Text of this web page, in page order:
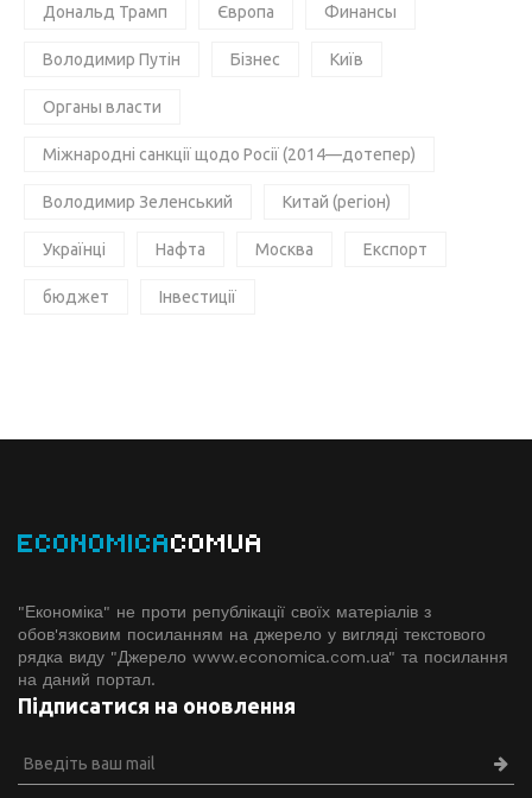
Дональд Трамп Європа Финансы
Володимир Путін Бізнес Київ
Органы власти
Міжнародні санкції щодо Росії (2014—дотепер)
Володимир Зеленський Китай (регіон)
Українці Нафта Москва Експорт
бюджет Інвестиції
ECONOMICACOMUA
"Економіка" не проти републікації своїх матеріалів з
обов'язковим посиланням на джерело у вигляді текстового
рядка виду "Джерело www.economiсa.com.ua" та посилання
на даний портал.
Підписатися на оновлення